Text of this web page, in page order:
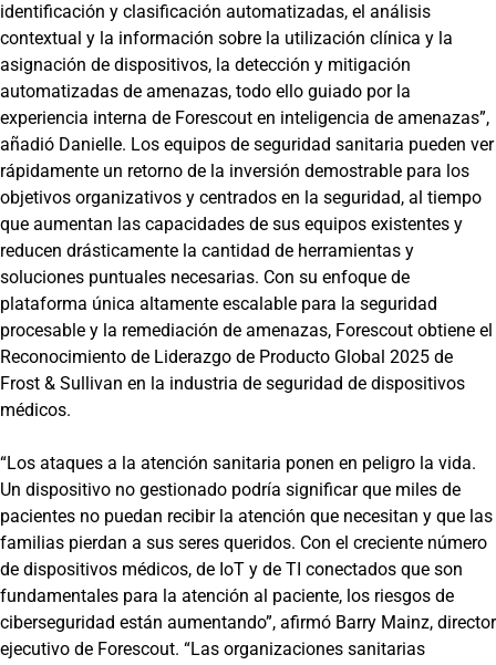
identificación y clasificación automatizadas, el análisis
contextual y la información sobre la utilización clínica y la
asignación de dispositivos, la detección y mitigación
automatizadas de amenazas, todo ello guiado por la
experiencia interna de Forescout en inteligencia de amenazas”,
añadió Danielle. Los equipos de seguridad sanitaria pueden ver
rápidamente un retorno de la inversión demostrable para los
objetivos organizativos y centrados en la seguridad, al tiempo
que aumentan las capacidades de sus equipos existentes y
reducen drásticamente la cantidad de herramientas y
soluciones puntuales necesarias. Con su enfoque de
plataforma única altamente escalable para la seguridad
procesable y la remediación de amenazas, Forescout obtiene el
Reconocimiento de Liderazgo de Producto Global 2025 de
Frost & Sullivan en la industria de seguridad de dispositivos
médicos.
“Los ataques a la atención sanitaria ponen en peligro la vida.
Un dispositivo no gestionado podría significar que miles de
pacientes no puedan recibir la atención que necesitan y que las
familias pierdan a sus seres queridos. Con el creciente número
de dispositivos médicos, de IoT y de TI conectados que son
fundamentales para la atención al paciente, los riesgos de
ciberseguridad están aumentando”, afirmó Barry Mainz, director
ejecutivo de Forescout. “Las organizaciones sanitarias